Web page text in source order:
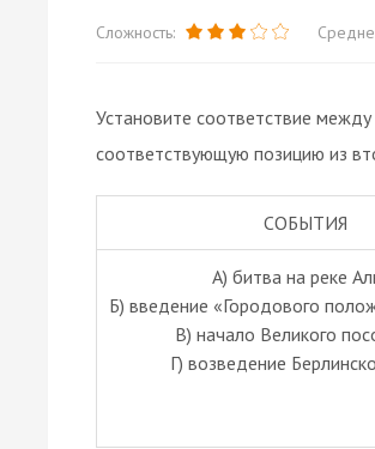
Сложность:
Установите соответствие
соответствующую позицию из
СОБЫТИЯ
А) битва на реке
Б) введение «Городового
В) начало Великого
Г) возведение